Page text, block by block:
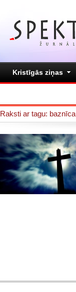
Kristīgās ziņas
Raksti ar tagu: baznīca